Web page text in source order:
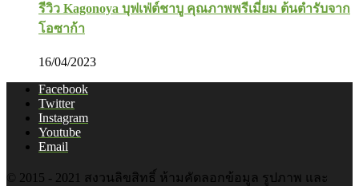
รีวิว Kagonoya บุฟเฟ่ต์ชาบู คุณภาพพรีเมี่ยม ต้นตำรับจาก
โอซาก้า
16/04/2023
Facebook
Twitter
Instagram
Youtube
Email
© 2015 - 2021 สงวนลิขสิทธิ์ ห้ามคัดลอกข้อมูล รูปภาพ และ